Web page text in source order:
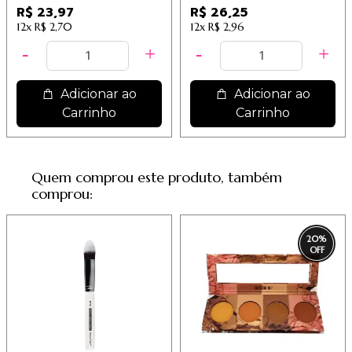
Macrilan – Linha W /
7,99
R$ 23,97
12x R$ 2,70
Adicionar ao
Carrinho
espaçados com 10
pares Macrilan
R$ 26,25
12x R$ 2,96
Adicionar ao
Carrinho
Quem comprou este produto, também
comprou:
20%